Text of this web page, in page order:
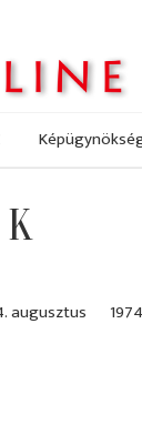
augusztus